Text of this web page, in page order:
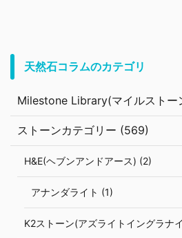
天然石コラムのカテゴリ
Milestone Library(マイルストー
ストーンカテゴリー (569)
H&E(ヘブンアンドアース) (2)
アナンダライト (1)
K2ストーン(アズライトイングラナ